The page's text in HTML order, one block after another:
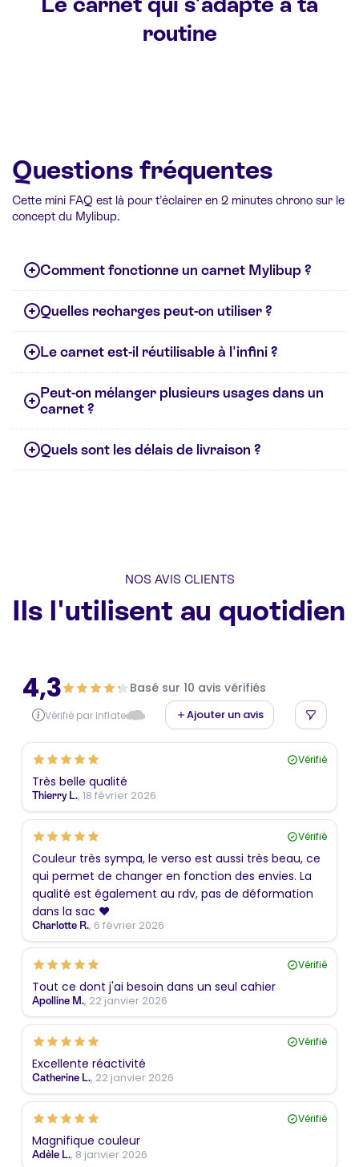
routine
Questions fréquentes
Cette mini FAQ est là pour t’éclairer en 2 minutes chrono sur le
concept du Mylibup.
Comment fonctionne un carnet Mylibup ?
Quelles recharges peut-on utiliser ?
Le carnet est-il réutilisable à l'infini ?
Peut-on mélanger plusieurs usages dans un
carnet ?
Quels sont les délais de livraison ?
NOS AVIS CLIENTS
Ils l'utilisent au quotidien
4,3 Basé sur 10 avis vérifiés
Vérifié par Inflate Ajouter un avis
Vérifié
Très belle qualité
Thierry L., 18 février 2026
Vérifié
Couleur très sympa, le verso est aussi très beau, ce
qui permet de changer en fonction des envies. La
qualité est également au rdv, pas de déformation
dans la sac ❤️
Charlotte R., 6 février 2026
Vérifié
Tout ce dont j'ai besoin dans un seul cahier
Apolline M., 22 janvier 2026
Vérifié
Excellente réactivité
Catherine L., 22 janvier 2026
Vérifié
Magnifique couleur
Adèle L., 8 janvier 2026